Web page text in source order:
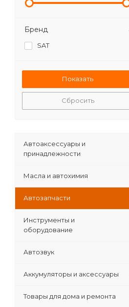
Бренд
SAT
Сбросить
Автоаксессуары и
принадлежности
Масла и автохимия
Автозапчасти
Инструменты и
оборудование
Автозвук
Аккумуляторы и аксессуары
Товары для дома и ремонта